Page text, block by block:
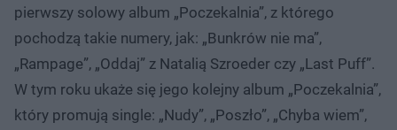
pierwszy solowy album „Poczekalnia”, z którego
pochodzą takie numery, jak: „Bunkrów nie ma”,
„Rampage”, „Oddaj” z Natalią Szroeder czy „Last Puff”.
W tym roku ukaże się jego kolejny album „Poczekalnia”,
który promują single: „Nudy”, „Poszło”, „Chyba wiem”,